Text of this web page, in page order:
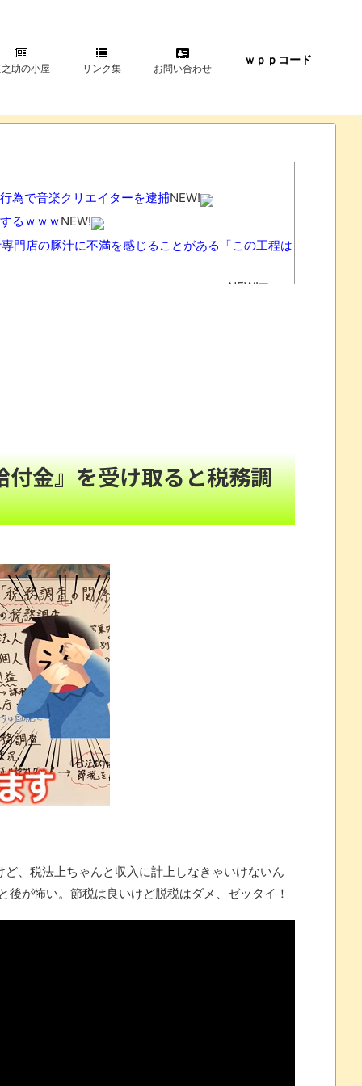
助の小屋 リンク集 お問い合わせ
ｗｐｐコード
為で音楽クリエイターを逮捕NEW!
るｗｗｗNEW!
門店の豚汁に不満を感じることがある「この工程は
NEW!
レイ動画で当時が懐かしい。
撃情報は「関東」が最多
？NEW!
ﾟoﾟ)NEW!
高気圧」が襲来ｗｗｗNEW!
ぐる格差とか れいわ新選組、「いのちの党」に改
プチ」川上産業が「プチプチ株式会社」に社名変
ら…とんでもない事になった
～
くじが登場です
ほか
のぼの]
金』を受け取ると税務調
、税法上ちゃんと収入に計上しなきゃいけないん
が怖い。節税は良いけど脱税はダメ、ゼッタイ！